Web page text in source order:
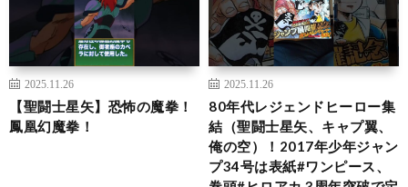
2025.11.26
【聖闘士星矢】恐怖の魔拳！
鳳凰幻魔拳！
2025.11.26
80年代レジェンドヒーロー集
結（聖闘士星矢、キャプ翼、
俺の空）！2017年少年ジャン
プ34号は表紙#ワンピース、